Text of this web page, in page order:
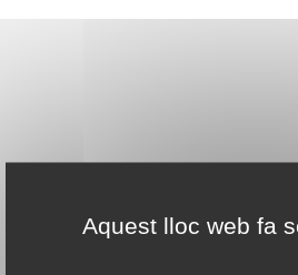
Aquest lloc web fa